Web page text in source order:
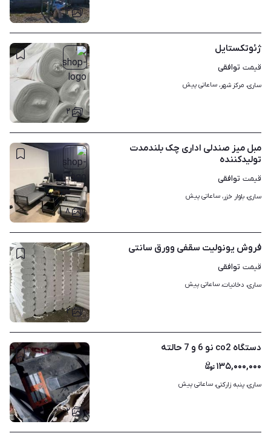
۲
۲
ژئوتکستایل
قیمت توافقی
ساری، مرکز شهر، ساعاتی پیش
۸
مبل میز صندلی اداری چک بلندمدت
تولیدکننده
قیمت توافقی
ساری، بلوار خزر، ساعاتی پیش
۲
فروش یونولیت سقفی وورق سانتی
قیمت توافقی
ساری، دخانیات، ساعاتی پیش
۲
دستگاه co2 نو 6 و 7 حالته
۱۳۵,۰۰۰,۰۰۰
ساری، پنبه زارکتی، ساعاتی پیش